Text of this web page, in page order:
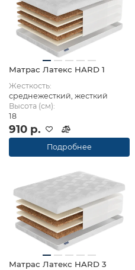
Матрас Латекс HARD 1
Жесткость:
среднежесткий, жесткий
Высота (см):
18
910 р.
Подробнее
Матрас Латекс HARD 3